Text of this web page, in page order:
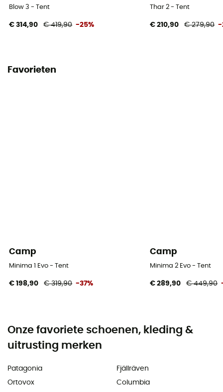
Polyester thermo-isolant
Blow 3 - Tent
€ 314,90 € 419,90 -25%
Thar 2 - Tent
€ 210,90 € 279,90 -
Favorieten
Camp
Minima 1 Evo - Tent
€ 198,90 € 319,90 -37%
Camp
Minima 2 Evo - Tent
€ 289,90 € 449,90
Onze favoriete schoenen, kleding &
uitrusting merken
Patagonia
Ortovox
Fjällräven
Columbia